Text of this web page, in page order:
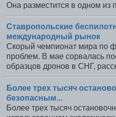
Она разместится в одном
Ставропольские
международный рынок
Скорый чемпионат мира по
проблем. В мае сорвалась
образцов дронов в СНГ,
Более трех тысяч
безопасным...
Более трех тысяч